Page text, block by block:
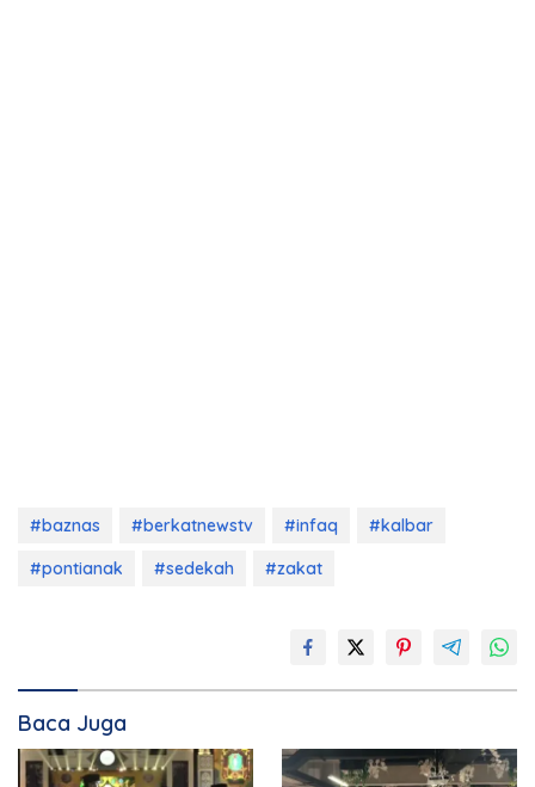
#baznas #berkatnewstv #infaq
#kalbar
#pontianak
#sedekah #zakat
Baca Juga